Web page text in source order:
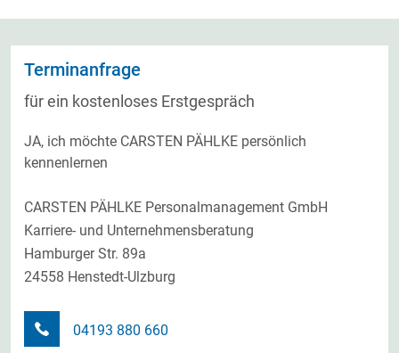
Terminanfrage
für ein kostenloses Erstgespräch
JA, ich möchte CARSTEN PÄHLKE persönlich
kennenlernen
CARSTEN PÄHLKE Personalmanagement GmbH
Karriere- und Unternehmensberatung
Hamburger Str. 89a
24558 Henstedt-Ulzburg
04193 880 660